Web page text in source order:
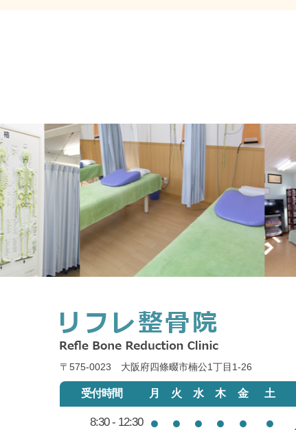
〒575-0023 大阪府四條畷市楠公1丁目1‐26
受付時間 月 火 水 木 金 土
8:30 - 12:30 ● ● ● ● ● ●